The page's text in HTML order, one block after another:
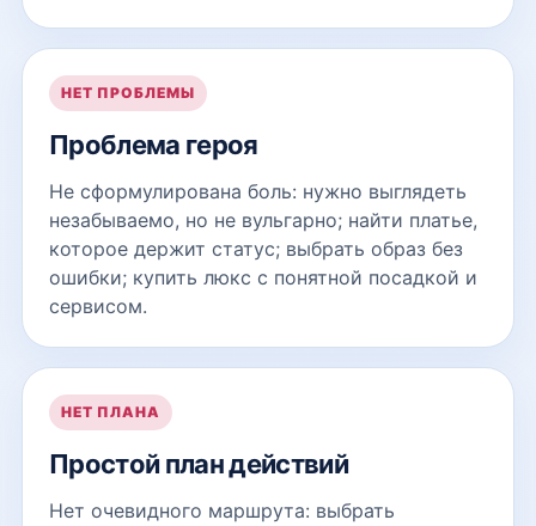
НЕТ ПРОБЛЕМЫ
Проблема героя
Не сформулирована боль: нужно выглядеть
незабываемо, но не вульгарно; найти платье,
которое держит статус; выбрать образ без
ошибки; купить люкс с понятной посадкой и
сервисом.
НЕТ ПЛАНА
Простой план действий
Нет очевидного маршрута: выбрать